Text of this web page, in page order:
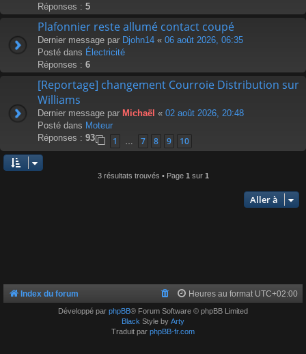
Réponses : 5
Plafonnier reste allumé contact coupé
Dernier message par Djohn14 « 06 août 2026, 06:35
Posté dans Électricité
Réponses : 6
[Reportage] changement Courroie Distribution sur
Williams
Dernier message par Michaël « 02 août 2026, 20:48
Posté dans Moteur
Réponses : 93 1 … 7 8 9 10
3 résultats trouvés • Page 1 sur 1
Aller à
Index du forum Heures au format UTC+02:00
Développé par phpBB® Forum Software © phpBB Limited
Black Style by Arty
Traduit par phpBB-fr.com